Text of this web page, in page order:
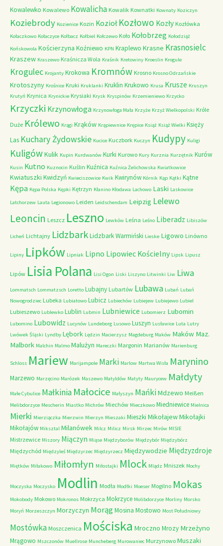
Kowalewko Kowalewo Kowalicha Kowalik Kownatki Kownaty Koziczyn
Koziebrody Kozienice Kozin Kozioł Kozłowo Kozły Kozłówka
Kołaczkowo Kołaczyce Kołbacz Kołbiel Kołczewo Koło Kołobrzeg Kołodziąż
Końskowola Kościerzyna Koźniewo KPN Kraplewo Krasne Krasnosielc
Kraszew Kraszewo Kraśnicza Wola Kraśnik Kretowiny Kroeslin Krogule
Krogulec Krojanty Krokowa Kromnów Krosno Krosno Odrzańskie
Krotoszyny Krośnice Kruki Kruklanki Kruklin Krukowo Krusa Krusze Kruszyn
Krutyń Krynica Krynickie Krysiaki Krysk Kryspinów Krzemieniewo Krzycko
Krzyczki Krzynowłoga Krzynowłoga Mała Krzyże Krzyż Wielkopolski Króle
Duże Królewo Krągi Krąków Krąpiewnice Krępice Książ Książ Wielki Księży
Las Kuchary Żydowskie Kucice Kuczbork Kuczyn Kudypy Kuligi
KuligówKulik Kupin Kurdwanów Kurki Kurowo Kury Kurznia Kurzętnik Kurów
Kusin Kutno Kuznocin Kuślin Kuźnica Kuźnica Żelichowska Kwiatkowice
Kwiatuszki Kwidzyń Kwieciszowice Kwik Kwirynów Kórnik Kąp Kątki Kątne
Kępa Kępa Polska Kępki Kętrzyn Kłanino Kłodawa Lachowo Laski Laskowice
Latchorzew Lauta Legionowo Leiden Leidschendam Leipzig Lelewo
Leoncin Leszcz Leszno Lewków Leśna Leśno Liberadz Libiszów
Licheń Lichtajny LidzbarkLidzbark Warmiński Lieske Ligowo Linówno
Lipiny Lipków Lipniak Lipno Lipowiec Kościelny Lipsk Lipusz
Lipów Lisia Polana Lisi Ogon Liski Liszyno Litwinki Liw Liwa
Lommatsch Lommatzsch Loretto Lubajny Lubartów Lubawa Lubań Lubań
Nowogrodziec Lubeka Lubiatowo Lubicz Lubiechów Lubiejew Lubiejewo Lubiel
Lubieszewo Lublewko Lublin Lubmin Lubniewice Lubomierz Lubomin
Lubomino Lubowidz Lucynów Lundeborg Lusowo Luszyn Lusławice Luta Lutry
Lwówek Śląski Lyndby Lębork Lędzin Macierzysz Magdeburg Maków Maków Maz.
Malbork Malchin Malmo Malużyn Mareczki Margonin Marianów Marienburg
Schloss Mariew Marijampole Marki Marlow Martwa Wisła Marynino
Marzewo Marzęcino Marózek Maszewo Matyldów Matyty Maurycew Małdyty
Małe Cybulice Małkinia Małocice Małyszyn MańkiMdzewo Meißen
Melibdorzyce Mescherin Miastko Michrów Miechów Mieczkowo Miedniewice Mielnica
Mierki Mierziączka Mierzwin Mierzyn Mieszaki Mieszki MikołajewMikołajki
Mikołajów Miksztal Milanówek Milcz Milicz Mirsk Mirzec Mirów MISIE
Mistrzewice Miszory Miączyn Miąse Międzyborów Międzybór Międzybórz
Międzychód Międzyleś Międzyrzec Międzyrzecz Międzywodzie Międzyzdroje
Miętków Miłakowo Miłomłyn Miłostajki Mlock Mlądz Mniszek Mochy
Moczyska Moczysko Modlin Modła Modłki Moeser Mogilno Mokas
Mokobody Mokowo Mokronos Mokrzyca Mokrzyce Molibdorzyce Morliny Morsko
Moryń Morzeszczyn Morzyczyn MorągMosina Mostowo Most Południowy
Mostówka Moszczenica Mościska Mroczno Mrozy Mrzeżyno
Mrągowo Mszczonów Muellrose Muncheberg Murowaniec Murzynowo Muszaki